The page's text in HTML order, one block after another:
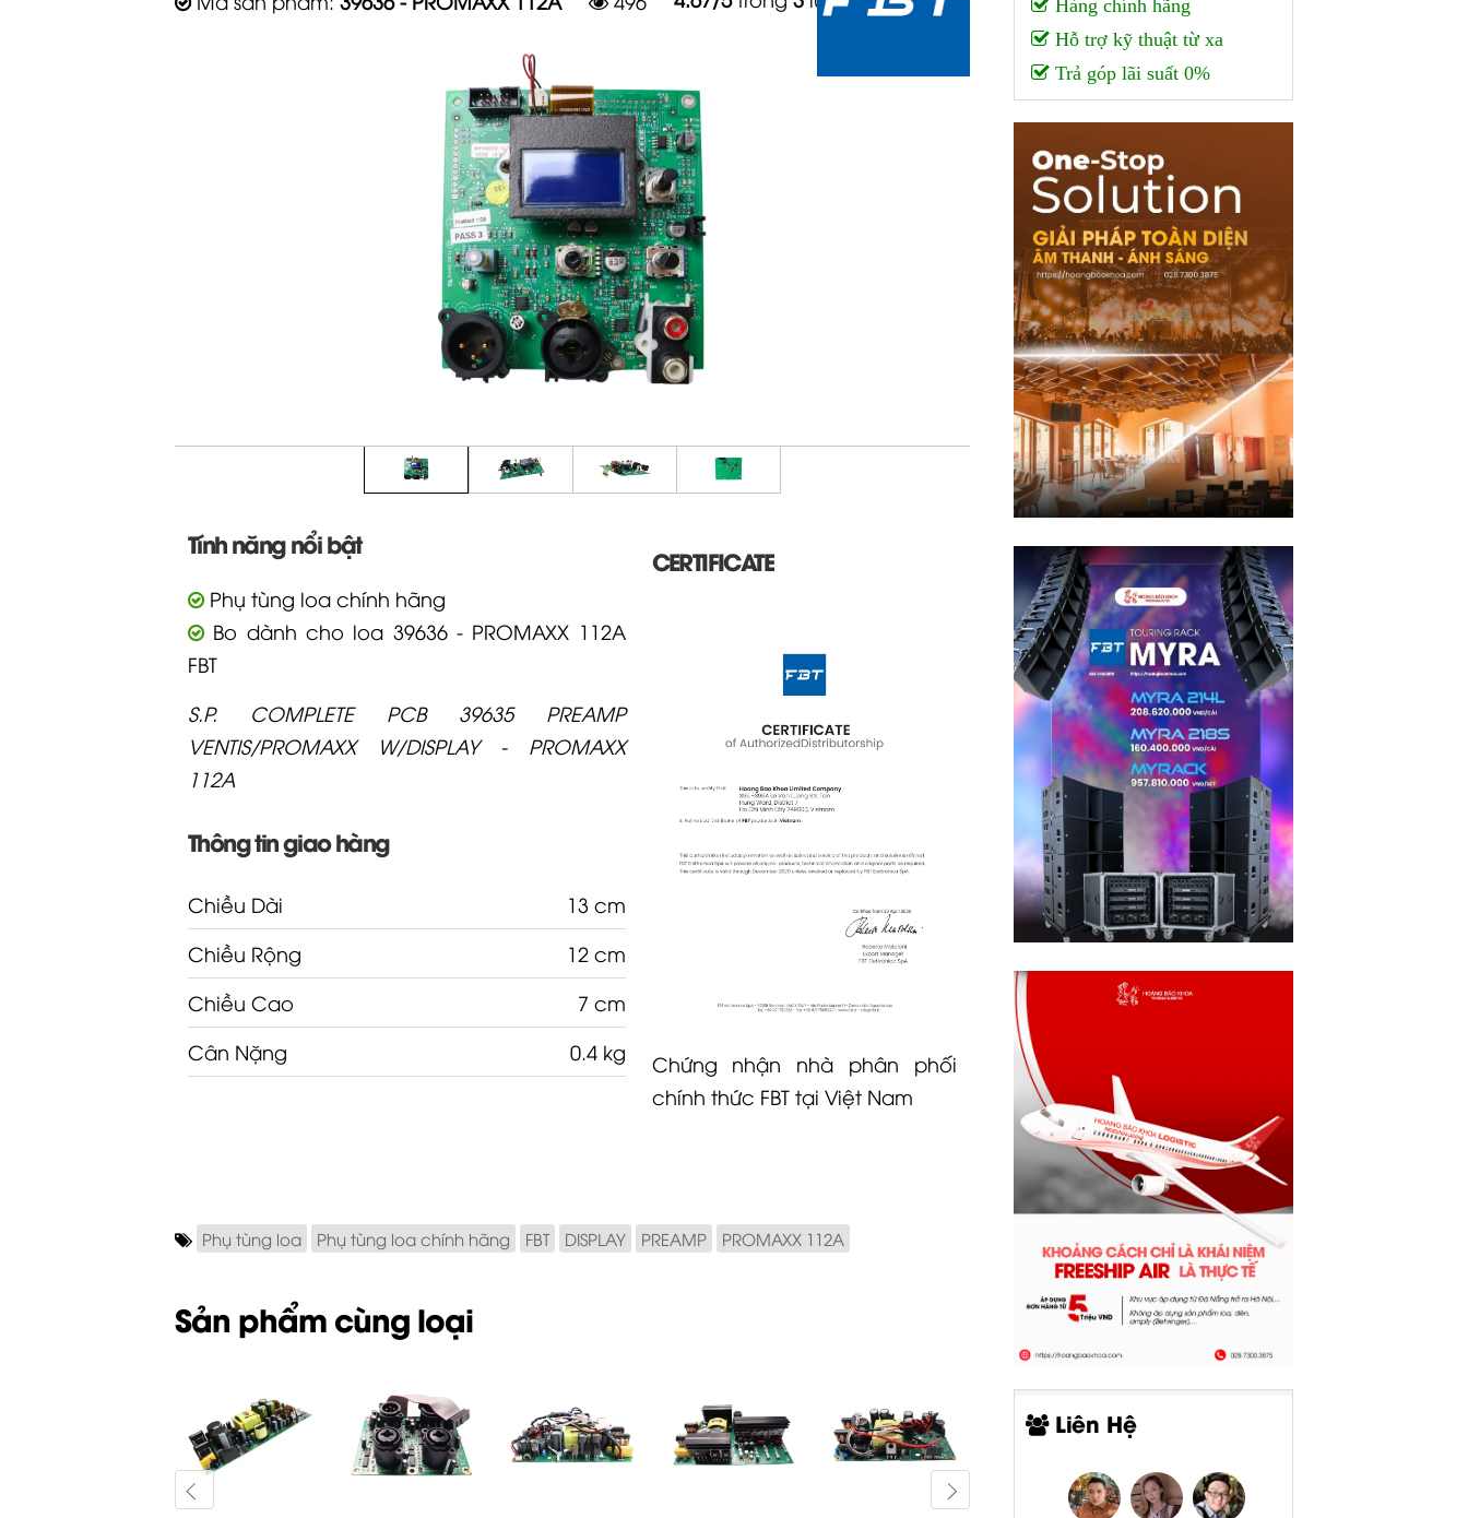
Tính năng nổi bật
Phụ tùng loa chính hãng
Bo dành cho loa 39636 - PROMAXX 112A
FBT
S.P. COMPLETE PCB 39635 PREAMP
VENTIS/PROMAXX W/DISPLAY - PROMAXX
112A
Thông tin giao hàng
Chiều Dài
13 cm
Chiều Rộng
12 cm
Chiều Cao
7 cm
Cân Nặng
0.4 kg
CERTIFICATE
Chứng nhận nhà phân phối
chính thức FBT tại Việt Nam
Phụ tùng loa Phụ tùng loa chính hãng FBT DISPLAY PREAMP PROMAXX 112A
Sản phẩm cùng loại
Hàng chính hãng
Hỗ trợ kỹ thuật từ xa
Trả góp lãi suất 0%
Liên Hệ